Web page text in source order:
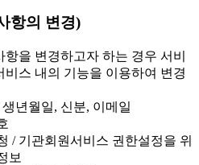
항의 변경)
을 변경하고자 하는 경우 서비
비스 내의 기능을 이용하여 변경
년월일, 신분, 이메일
/ 기관회원서비스 권한설정을 위
보